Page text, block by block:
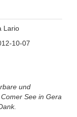
Lario
10-07
und
See in Gera